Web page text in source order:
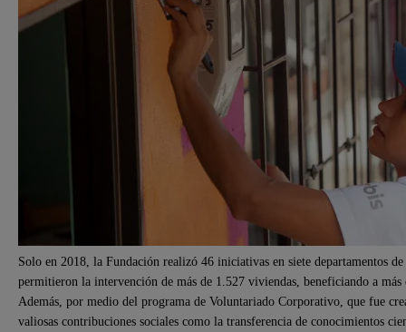
Solo en 2018, la Fundación realizó 46 iniciativas en siete departamentos
permitieron la intervención de más de 1.527 viviendas, beneficiando a más
Además, por medio del programa de Voluntariado Corporativo, que fue
valiosas contribuciones sociales como la transferencia de conocimientos